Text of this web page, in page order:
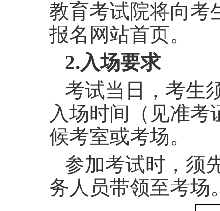
教育考试院将向考
报名网站首页。
2.入场要求
考试当日，考生
入场时间（见准
候考室或考场。
参加考试时，须
务人员带领至考场